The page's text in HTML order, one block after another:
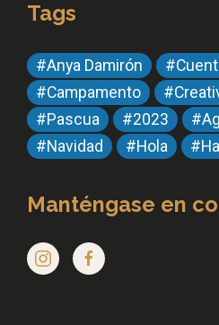
Tags
#Anya Damirón
#Campamento
#Pascua
#2023
#Navidad
#Hola
Manténgase en